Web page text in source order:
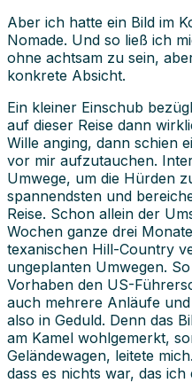
Aber ich hatte ein Bild im
Nomade. Und so ließ ich
ohne achtsam zu sein,
konkrete Absicht.
Ein kleiner Einschub
auf dieser Reise dann
Wille anging, dann schien
vor mir aufzutauchen.
Umwege, um die Hürden
spannendsten und
Reise. Schon allein der
Wochen ganze drei
texanischen Hill-Country
ungeplanten Umwegen.
Vorhaben den US-
auch mehrere Anläufe
also in Geduld. Denn das
am Kamel wohlgemerkt,
Geländewagen, leitete
dass es nichts war, das